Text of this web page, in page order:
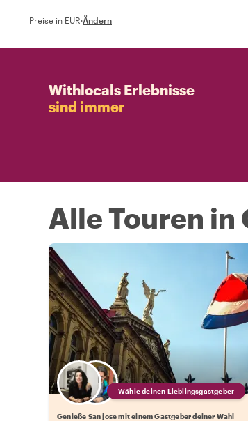
Preise in EUR·Ändern
Withlocals Erlebnisse
sind immer
Alle Touren in
Wähle deinen Lieblingsgastgeber
Genieße San jose mit einem Gastgeber deiner Wahl